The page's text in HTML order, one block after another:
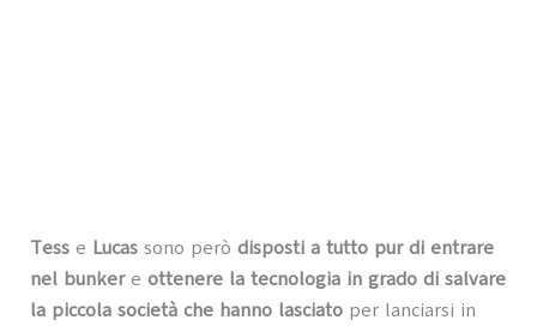
Tesse Lucassono però disposti a tutto pur di entrare
nel bunkere ottenere la tecnologia in grado di salvare
la piccola società che hanno lasciatoper lanciarsi in